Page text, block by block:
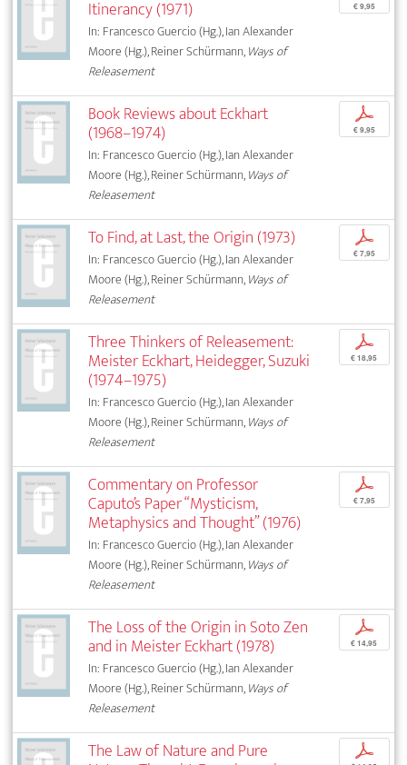
Itinerancy (1971)
In: Francesco Guercio (Hg.), Ian Alexander
Moore (Hg.), Reiner Schürmann,Ways of
Releasement
€ 9,95
Book Reviews about Eckhart
(1968–1974)
In: Francesco Guercio (Hg.), Ian Alexander
Moore (Hg.), Reiner Schürmann,Ways of
Releasement
p
€ 9,95
To Find, at Last, the Origin (1973)
In: Francesco Guercio (Hg.), Ian Alexander
Moore (Hg.), Reiner Schürmann,Ways of
Releasement
p
€ 7,95
Three Thinkers of Releasement:
Meister Eckhart, Heidegger, Suzuki
(1974–1975)
In: Francesco Guercio (Hg.), Ian Alexander
Moore (Hg.), Reiner Schürmann,Ways of
Releasement
p
€ 18,95
Commentary on Professor
Caputo’s Paper “Mysticism,
Metaphysics and Thought” (1976)
In: Francesco Guercio (Hg.), Ian Alexander
Moore (Hg.), Reiner Schürmann,Ways of
Releasement
p
€ 7,95
The Loss of the Origin in Soto Zen
and in Meister Eckhart (1978)
In: Francesco Guercio (Hg.), Ian Alexander
Moore (Hg.), Reiner Schürmann,Ways of
Releasement
p
€ 14,95
The Law of Nature and Pure p